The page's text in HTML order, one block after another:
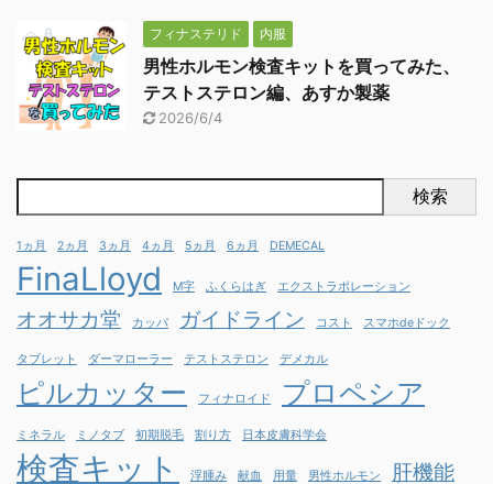
フィナステリド 内服
男性ホルモン検査キットを買ってみた、
テストステロン編、あすか製薬
2026/6/4
検索
1ヵ月 2ヵ月 3ヵ月 4ヵ月 5ヵ月 6ヵ月 DEMECAL
FinaLloyd M字 ふくらはぎ エクストラポレーション
オオサカ堂 カッパ ガイドライン コスト スマホdeドック
タブレット ダーマローラー テストステロン デメカル
ピルカッター フィナロイド プロペシア
ミネラル ミノタブ 初期脱毛 割り方 日本皮膚科学会
検査キット 浮腫み 献血 用量 男性ホルモン 肝機能